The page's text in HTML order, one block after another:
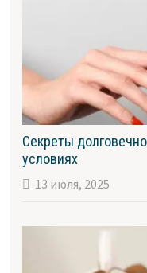
Секреты
условиях
13 июля, 2025